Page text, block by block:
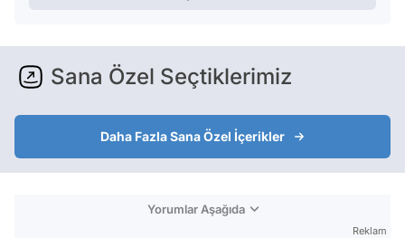
Sana Özel Seçtiklerimiz
Daha Fazla Sana Özel İçerikler
Yorumlar Aşağıda
Reklam